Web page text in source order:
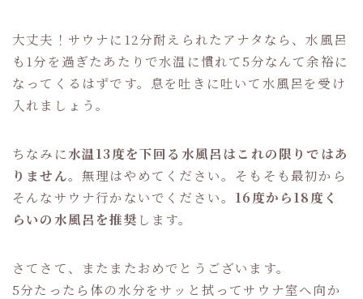
大丈夫！サウナに12分耐えられたアナタなら、水風呂
も1分を過ぎたあたりで水温に慣れて5分なんて余裕に
なってくるはずです。息を吐きに吐いて水風呂を受け
入れましょう。
ちなみに水温13度を下回る水風呂はこれの限りではあ
りません。無理はやめてください。そもそも最初から
そんなサウナ行かないでください。 16度から18度く
らいの水風呂を推奨 します。
さてさて、またまたおめでとうございます。
5分たったら体の水分をサッと拭ってサウナ室へ向か